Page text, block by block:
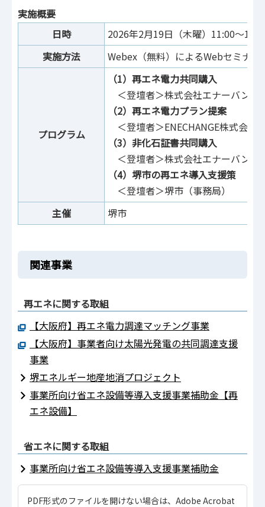
実施概要
日時
2026年2月19日（木曜）11:00～
実施方法
Webex（無料）によるWebセミナー
プログラム
（1）再エネ電力共同購入
＜登壇者＞株式会社エナーバンク
（2）再エネ電力プラン提案
＜登壇者＞ENECHANGE株式会社
（3）非化石証書共同購入
＜登壇者＞株式会社エナーバンク
（4）堺市の再エネ導入支援策
＜登壇者＞堺市（事務局）
主催
堺市
関連事業
再エネに関する取組
【大阪府】再エネ電力調達マッチング事業
【大阪府】事業者向け太陽光発電の共同調達支援
事業
堺エネルギー地産地消プロジェクト
事業所向け省エネ設備等導入支援事業補助金【再
エネ設備】
省エネに関する取組
事業所向け省エネ設備等導入支援事業補助金
PDF形式のファイルを開けない場合は、Adobe Acrobat